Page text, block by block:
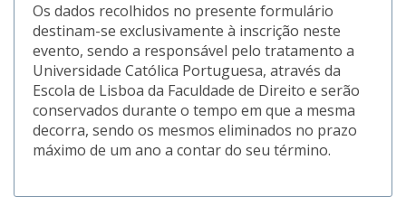
Os dados recolhidos no presente formulário
destinam-se exclusivamente à inscrição neste
evento, sendo a responsável pelo tratamento a
Universidade Católica Portuguesa, através da
Escola de Lisboa da Faculdade de Direito e serão
conservados durante o tempo em que a mesma
decorra, sendo os mesmos eliminados no prazo
máximo de um ano a contar do seu término.